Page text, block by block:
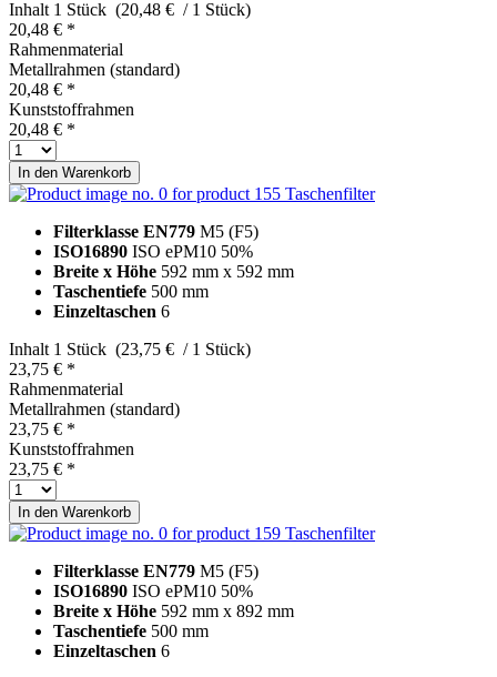
Inhalt 1 Stück (20,48 € / 1 Stück)
20,48 € *
Rahmenmaterial
Metallrahmen (standard)
20,48 € *
Kunststoffrahmen
20,48 € *
In den Warenkorb
Taschenfilter
Filterklasse EN779 M5 (F5)
ISO16890 ISO ePM10 50%
Breite x Höhe 592 mm x 592 mm
Taschentiefe 500 mm
Einzeltaschen 6
Inhalt 1 Stück (23,75 € / 1 Stück)
23,75 € *
Rahmenmaterial
Metallrahmen (standard)
23,75 € *
Kunststoffrahmen
23,75 € *
In den Warenkorb
Taschenfilter
Filterklasse EN779 M5 (F5)
ISO16890 ISO ePM10 50%
Breite x Höhe 592 mm x 892 mm
Taschentiefe 500 mm
Einzeltaschen 6